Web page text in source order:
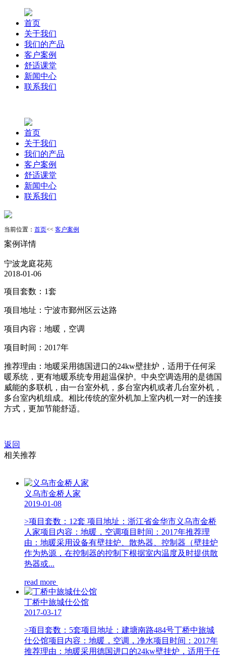
首页
关于我们
我们的产品
客户案例
舒适课堂
新闻中心
联系我们
首页
关于我们
我们的产品
客户案例
舒适课堂
新闻中心
联系我们
当前位置： 首页<< 客户案例
案例详情
宁波龙庭花苑
2018-01-06
项目套数：1套
项目地址：宁波市鄞州区云达路
项目内容：地暖，空调
项目时间：2017年
推荐理由：地暖采用德国进口的24kw壁挂炉，适用于任何采
暖系统，更有地暖系统专用超温保护。中央空调选用的是德国
威能的多联机，由一台室外机，多台室内机或者几台室外机，
多台室内机组成。相比传统的室外机加上室内机一对一的连接
方式，更加节能舒适。
返回
相关推荐
义乌市金桥人家
2019-01-08
>项目套数：12套 项目地址：浙江省金华市义乌市金桥
人家项目内容：地暖，空调项目时间：2017年推荐理
由：地暖采用设备有壁挂炉、散热器、控制器（壁挂炉
作为热源，在控制器的控制下根据室内温度及时提供散
热器或...
read more
丁桥中旅城仕公馆
2017-03-17
>项目套数：5套项目地址：建塘南路484号丁桥中旅城
仕公馆项目内容：地暖，空调，净水项目时间：2017年
推荐理由：地暖采用德国进口的24kw壁挂炉，适用于任